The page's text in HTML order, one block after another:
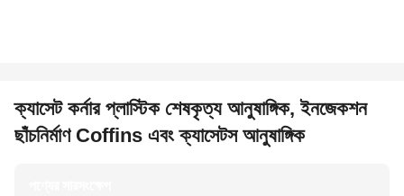
ক্যাসেট কর্নার প্লাস্টিক শেষকৃত্য আনুষাঙ্গিক, ইনজেকশন
ছাঁচনির্মাণ Coffins এবং ক্যাসেটস আনুষাঙ্গিক